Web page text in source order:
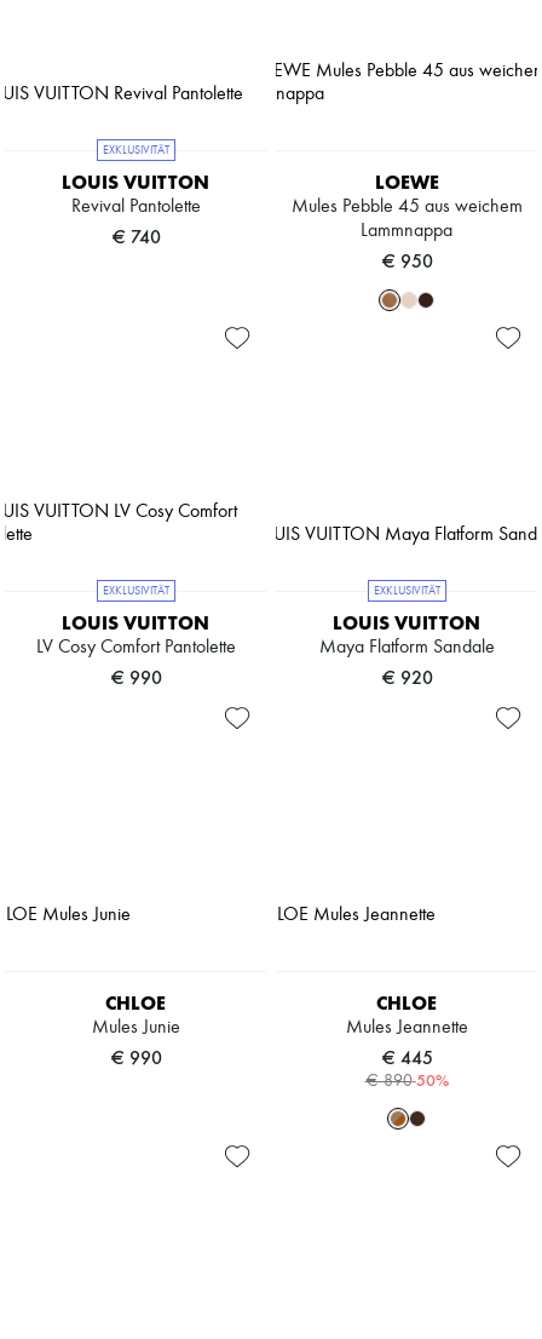
EXKLUSIVITÄT
LOUIS VUITTON
Revival Pantolette
€ 740
LOEWE
Mules Pebble 45 aus weichem
Lammnappa
€ 950
EXKLUSIVITÄT
LOUIS VUITTON
LV Cosy Comfort Pantolette
€ 990
EXKLUSIVITÄT
LOUIS VUITTON
Maya Flatform Sandale
€ 920
CHLOE
Mules Junie
€ 990
CHLOE
Mules Jeannette
€ 445
€ 890-50%